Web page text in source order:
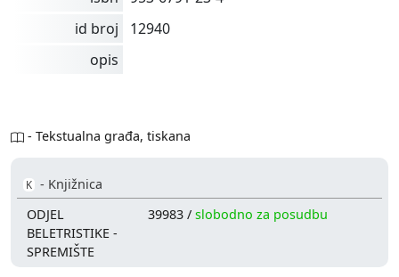
id broj
12940
opis
- Tekstualna građa, tiskana
K - Knjižnica
ODJEL
BELETRISTIKE -
SPREMIŠTE
39983 /slobodno za posudbu